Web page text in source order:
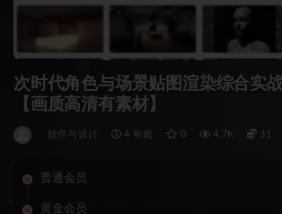
次时代角色与场景贴图渲染综合实
【画质高清有素材】
软件与设计 4 年前 0 4.7K 31
普通会员
黄金会员